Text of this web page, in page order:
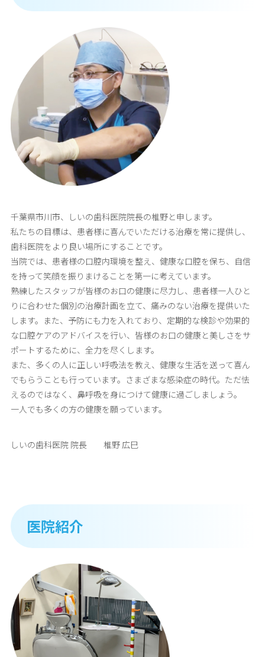
千葉県市川市、しいの歯科医院院長の椎野と申します。
私たちの目標は、患者様に喜んでいただける治療を常に提供し、
歯科医院をより良い場所にすることです。
当院では、患者様の口腔内環境を整え、健康な口腔を保ち、自信
を持って笑顔を振りまけることを第一に考えています。
熟練したスタッフが皆様のお口の健康に尽力し、患者様一人ひと
りに合わせた個別の治療計画を立て、痛みのない治療を提供いた
します。また、予防にも力を入れており、定期的な検診や効果的
な口腔ケアのアドバイスを行い、皆様のお口の健康と美しさをサ
ポートするために、全力を尽くします。
また、多くの人に正しい呼吸法を教え、健康な生活を送って喜ん
でもらうことも行っています。さまざまな感染症の時代。ただ怯
えるのではなく、鼻呼吸を身につけて健康に過ごしましょう。
一人でも多くの方の健康を願っています。
しいの歯科医院 院長 椎野 広巳
医院紹介